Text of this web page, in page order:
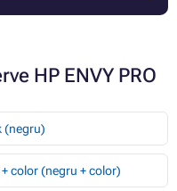
HP ENVY PRO
(negru)
color (negru + color)